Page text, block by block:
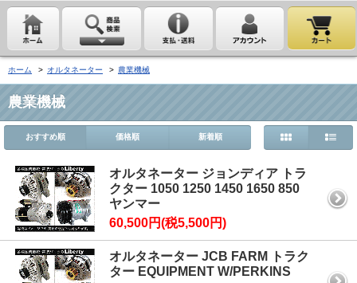
ホーム > オルタネーター > 農業機械
農業機械
おすすめ順 価格順 新着順
オルタネーター ジョンディア トラ
クター 1050 1250 1450 1650 850
ヤンマー
60,500円(税5,500円)
オルタネーター JCB FARM トラク
ター EQUIPMENT W/PERKINS